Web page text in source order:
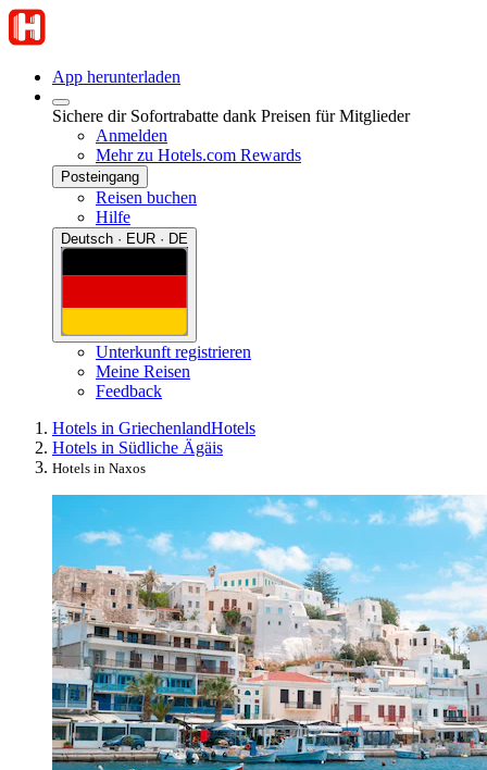
App herunterladen
Sichere dir Sofortrabatte dank Preisen für Mitglieder
Anmelden
Mehr zu Hotels.com Rewards
Posteingang
Reisen buchen
Hilfe
Deutsch · EUR · DE
Unterkunft registrieren
Meine Reisen
Feedback
Hotels in GriechenlandHotels
Hotels in Südliche Ägäis
Hotels in Naxos